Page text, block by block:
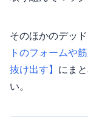
そのほかのデッ
トのフォームや
抜け出す】 にま
い。